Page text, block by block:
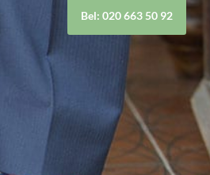
Bel: 020 663 50 92